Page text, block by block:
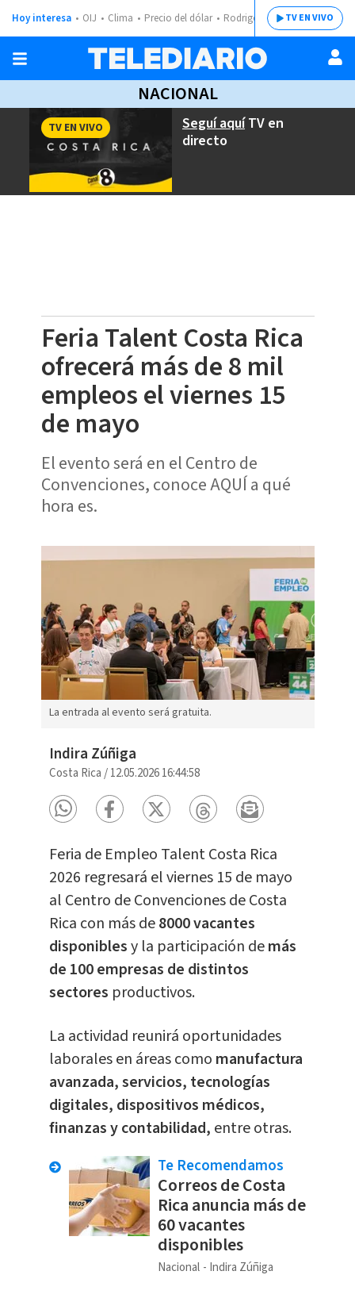
Hoy interesa OIJ Clima Precio del dólar Rodrigo ChavesTV EN VIVO
NACIONAL
Seguí aquíTV en
directo
TV EN VIVO
Feria Talent Costa Rica
ofrecerá más de 8 mil
empleos el viernes 15
de mayo
El evento será en el Centro de
Convenciones, conoce AQUÍ a qué
hora es.
La entrada al evento será gratuita.
Indira Zúñiga
Costa Rica /12.05.2026 16:44:58
Feria de Empleo Talent Costa Rica
2026 regresará el viernes 15 de mayo
al Centro de Convenciones de Costa
Rica con más de8000 vacantes
disponiblesy la participación demás
de 100 empresas de distintos
sectores productivos.
La actividad reunirá oportunidades
laborales en áreas como manufactura
avanzada, servicios, tecnologías
digitales, dispositivos médicos,
finanzas y contabilidad, entre otras.
Te Recomendamos
Correos de Costa
Rica anuncia más de
60 vacantes
disponibles
Nacional Indira Zúñiga